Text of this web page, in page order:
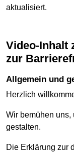
aktualisiert.
Video-Inhalt zum Nachlesen: Erklärung
zur
Allgemein und
Herzlich
Wir bemühen uns,
gestalten.
Die Erklärung zur